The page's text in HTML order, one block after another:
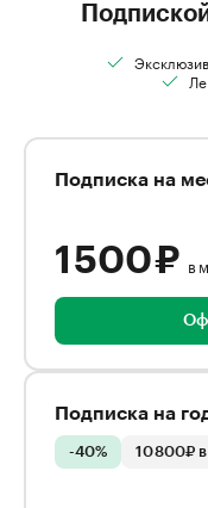
Подписка на
1 500 ₽ в
Подписка на
-40% 10 800₽ в